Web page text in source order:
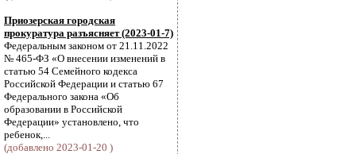
Приозерская городская
прокуратура разъясняет (2023-01-7)
Федеральным законом от 21.11.2022
№ 465-ФЗ «О внесении изменений в
статью 54 Семейного кодекса
Российской Федерации и статью 67
Федерального закона «Об
образовании в Российской
Федерации» установлено, что
ребенок,...
(добавлено 2023-01-20 )